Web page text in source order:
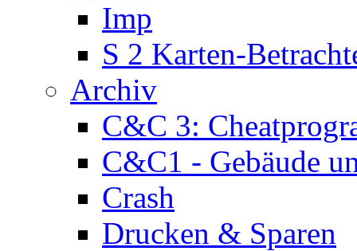
Imp
S 2 Karten-
Archiv
C&C 3:
C&C1 - Gebäude
Crash
Drucken & Sparen